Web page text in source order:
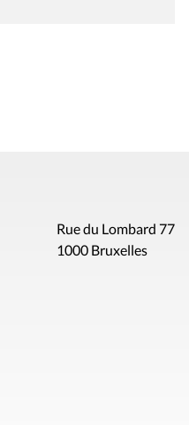
Rue du Lombard 77
1000 Bruxelles